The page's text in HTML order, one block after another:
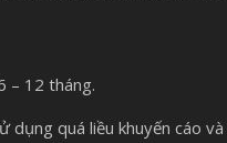
– 12 tháng.
quá liều khuyến cáo